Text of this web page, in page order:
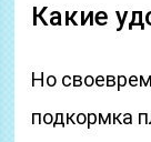
Какие
Но
подкормка